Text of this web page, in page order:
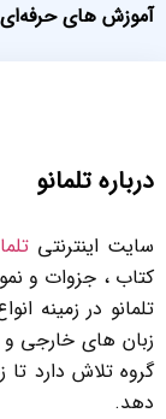
آموزش های حرفه‌ای
درباره تلمانو
سایت اینترنتی
کتاب ، جزوات و
تلمانو در زمینه
زبان های خارجی و
گروه تلاش دارد
دهد.